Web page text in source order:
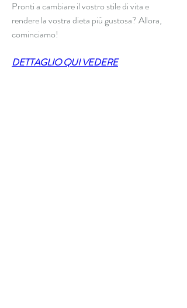
Pronti a cambiare il vostro stile di vita e
rendere la vostra dieta più gustosa? Allora,
cominciamo!
DETTAGLIO QUI VEDERE